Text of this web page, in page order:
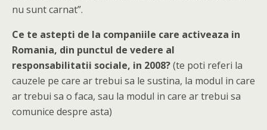
nu sunt carnat”.
Ce te astepti de la companiile care activeaza in
Romania, din punctul de vedere al
responsabilitatii sociale, in 2008?(te poti referi la
cauzele pe care ar trebui sa le sustina, la modul in care
ar trebui sa o faca, sau la modul in care ar trebui sa
comunice despre asta)